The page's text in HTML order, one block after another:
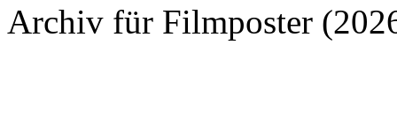
Archiv für Filmposter